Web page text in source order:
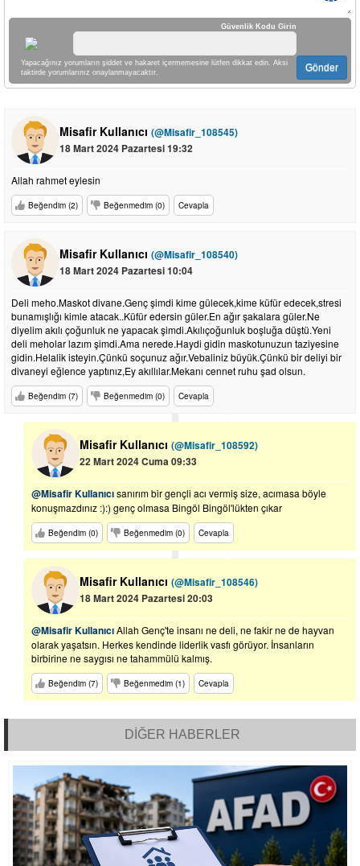
Güvenlik Kodu Girin
Yapacağınız yorumların şiddet ve hakaret içermemesine lütfen dikkat edin. Aksi
taktirde yorumlarınız onaylanmayacaktır.
Gönder
Misafir Kullanıcı (@Misafir_108545)
18 Mart 2024 Pazartesi 19:32
Allah rahmet eylesin
Beğendim (2) Beğenmedim (0) Cevapla
Misafir Kullanıcı (@Misafir_108540)
18 Mart 2024 Pazartesi 10:04
Deli meho.Maskot divane.Genç şimdi kime gülecek,kime küfür edecek,stresi
bunamışlığı kimle atacak..Küfür edersin güler.En ağır şakalara güler.Ne
diyelim akılı çoğunluk ne yapacak şimdi.Akılıçoğunluk boşluğa düştü.Yeni
deli meholar lazım şimdi.Ama nerede.Haydi gidin maskotunuzun taziyesine
gidin.Helalik isteyin.Çünkü soçunuz ağır.Vebaliniz büyük.Çünkü bir deliyi bir
divaneyi eğlence yaptınız,Ey akıllılar.Mekanı cennet ruhu şad olsun.
Beğendim (7) Beğenmedim (0) Cevapla
Misafir Kullanıcı (@Misafir_108592)
22 Mart 2024 Cuma 09:33
@Misafir Kullanıcısanırım bir gençli acı vermiş size, acımasa böyle
konuşmazdınız :):) genç olmasa Bingöl Bingöl'lükten çıkar
Beğendim (0) Beğenmedim (0) Cevapla
Misafir Kullanıcı (@Misafir_108546)
18 Mart 2024 Pazartesi 20:03
@Misafir KullanıcıAllah Genç'te insanı ne deli, ne fakir ne de hayvan
olarak yaşatsın. Herkes kendinde liderlik vasfı görüyor. İnsanların
birbirine ne saygısı ne tahammülü kalmış.
Beğendim (7) Beğenmedim (1) Cevapla
DİĞER HABERLER